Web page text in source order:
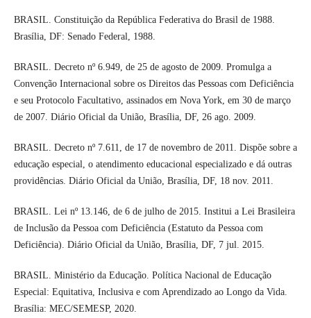
BRASIL. Constituição da República Federativa do Brasil de 1988.
Brasília, DF: Senado Federal, 1988.
BRASIL. Decreto nº 6.949, de 25 de agosto de 2009. Promulga a
Convenção Internacional sobre os Direitos das Pessoas com Deficiência
e seu Protocolo Facultativo, assinados em Nova York, em 30 de março
de 2007. Diário Oficial da União, Brasília, DF, 26 ago. 2009.
BRASIL. Decreto nº 7.611, de 17 de novembro de 2011. Dispõe sobre a
educação especial, o atendimento educacional especializado e dá outras
providências. Diário Oficial da União, Brasília, DF, 18 nov. 2011.
BRASIL. Lei nº 13.146, de 6 de julho de 2015. Institui a Lei Brasileira
de Inclusão da Pessoa com Deficiência (Estatuto da Pessoa com
Deficiência). Diário Oficial da União, Brasília, DF, 7 jul. 2015.
BRASIL. Ministério da Educação. Política Nacional de Educação
Especial: Equitativa, Inclusiva e com Aprendizado ao Longo da Vida.
Brasília: MEC/SEMESP, 2020.